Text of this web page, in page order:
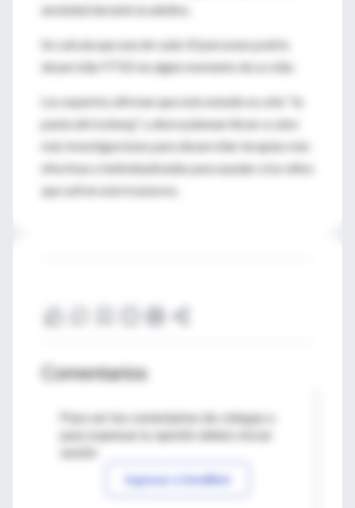
ansiedad durante la adultez.
Se calcula que una de cada 10 personas podría
desarrollar PTSD en algún momento de su vida.
Los expertos afirman que este estudio es sólo "la
punta del iceberg" y ahora planean llevar a cabo
más investigaciones para desarrollar terapias más
efectivas e individualizadas para ayudar a los niños
que sufren este trastorno.
Comentarios
Para ver los comentarios de colegas o
Ingresar a IntraMed